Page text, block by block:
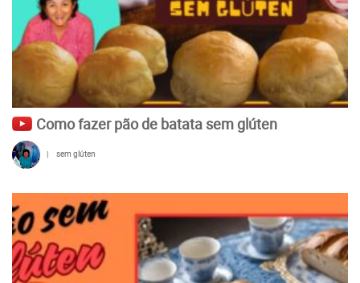
Como fazer pão de batata sem glúten
| sem glúten